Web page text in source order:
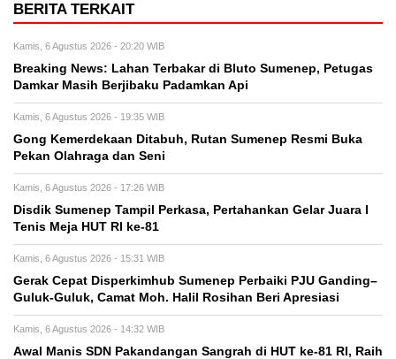
BERITA TERKAIT
Kamis, 6 Agustus 2026 - 20:20 WIB
Breaking News: Lahan Terbakar di Bluto Sumenep, Petugas
Damkar Masih Berjibaku Padamkan Api
Kamis, 6 Agustus 2026 - 19:35 WIB
Gong Kemerdekaan Ditabuh, Rutan Sumenep Resmi Buka
Pekan Olahraga dan Seni
Kamis, 6 Agustus 2026 - 17:26 WIB
Disdik Sumenep Tampil Perkasa, Pertahankan Gelar Juara I
Tenis Meja HUT RI ke-81
Kamis, 6 Agustus 2026 - 15:31 WIB
Gerak Cepat Disperkimhub Sumenep Perbaiki PJU Ganding–
Guluk-Guluk, Camat Moh. Halil Rosihan Beri Apresiasi
Kamis, 6 Agustus 2026 - 14:32 WIB
Awal Manis SDN Pakandangan Sangrah di HUT ke-81 RI, Raih